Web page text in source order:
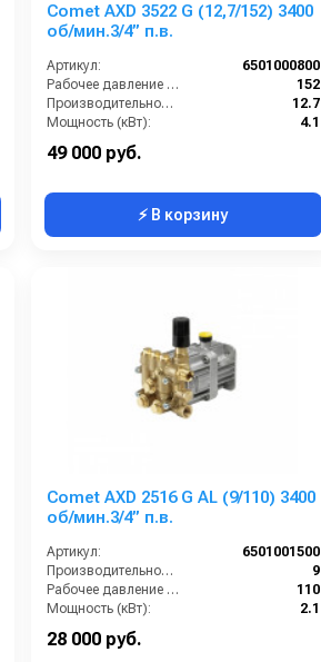
Comet AXD 3522 G (12,7/152) 3400
об/мин.3/4” п.в.
Артикул:
6501000800
Рабочее давление (бар):
152
Производительность (л/мин):
12.7
Мощность (кВт):
4.1
49 000 руб.
⚡ В корзину
Comet AXD 2516 G AL (9/110) 3400
об/мин.3/4” п.в.
Артикул:
6501001500
Производительность (л/мин):
9
Рабочее давление (бар):
110
Мощность (кВт):
2.1
28 000 руб.